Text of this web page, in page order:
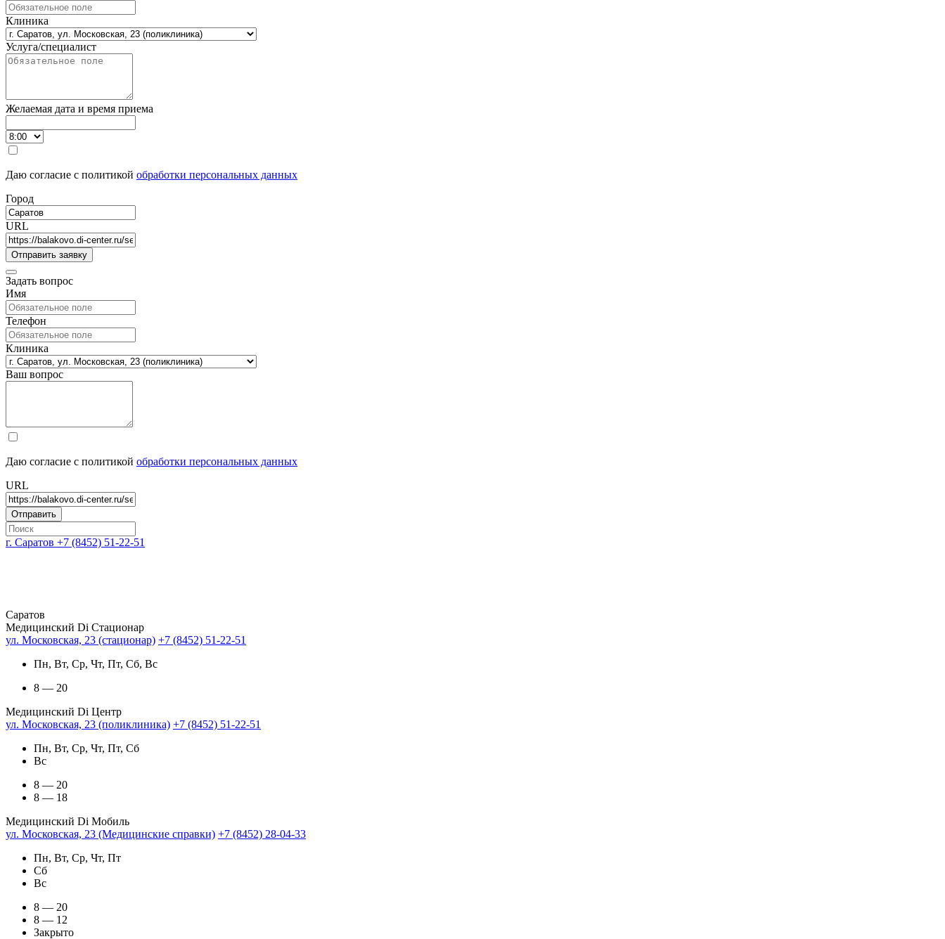
Клиника
Услуга/специалист
Желаемая дата и время приема
Даю согласие с политикой обработки персональных данных
Город
URL
Задать вопрос
Имя
Телефон
Клиника
Ваш вопрос
Даю согласие с политикой обработки персональных данных
URL
г. Саратов +7 (8452) 51-22-51
Саратов
Медицинский Di Стационар
ул. Московская, 23 (стационар) +7 (8452) 51-22-51
Пн, Вт, Ср, Чт, Пт, Сб, Вс
8 — 20
Медицинский Di Центр
ул. Московская, 23 (поликлиника) +7 (8452) 51-22-51
Пн, Вт, Ср, Чт, Пт, Сб
Вс
8 — 20
8 — 18
Медицинский Di Мобиль
ул. Московская, 23 (Медицинские справки) +7 (8452) 28-04-33
Пн, Вт, Ср, Чт, Пт
Сб
Вс
8 — 20
8 — 12
Закрыто